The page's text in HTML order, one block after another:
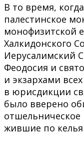
В то время,
палестинское
монофизитской
Халкидонского
Иерусалимский
Феодосия и
и экзархами
в юрисдикции
было вверено
жившие по